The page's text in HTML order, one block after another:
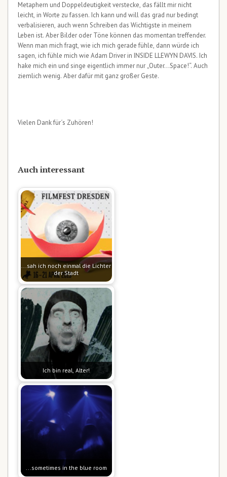
Metaphern und Doppeldeutigkeit verstecke, das fällt mir nicht
leicht, in Worte zu fassen. Ich kann und will das grad nur bedingt
verbalisieren, auch wenn Schreiben das Wichtigste in meinem
Leben ist. Aber Bilder oder Töne können das momentan treffender.
Wenn man mich fragt, wie ich mich gerade fühle, dann würde ich
sagen, ich fühle mich wie Adam Driver in INSIDE LLEWYN DAVIS. Ich
hake mich ein und singe eigentlich immer nur „Outer…Space!“. Auch
ziemlich wenig. Aber dafür mit ganz großer Geste.
Vielen Dank für´s Zuhören!
Auch interessant
...sah ich noch einmal die Lichter
der Stadt
Ich bin real, Alter!
...sometimes in the blue room